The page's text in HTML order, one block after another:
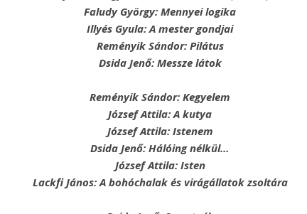
Faludy György: Mennyei logika
Illyés Gyula: A mester gondjai
Reményik Sándor: Pilátus
Dsida Jenő: Messze látok
Reményik Sándor: Kegyelem
József Attila: A kutya
József Attila: Istenem
Dsida Jenő: Hálóing nélkül…
József Attila: Isten
Lackfi János: A bohóchalak és virágállatok zsoltára